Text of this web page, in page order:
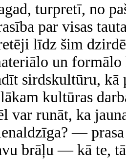
turpretī, no
par visas
līdz šim
un
sirdskultūru, kā
kultūras
var runāt, ka
—
brāļu — kā te,